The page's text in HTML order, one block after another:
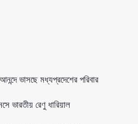
ভাসছে মধ্যপ্রদেশের পরিবার
ভারতীয় রেণু ধারিয়াল